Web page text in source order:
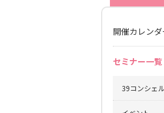
開催カレンダ
セミナー一覧
39コンシェル